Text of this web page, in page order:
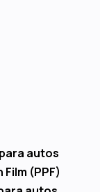
autos
(PPF)